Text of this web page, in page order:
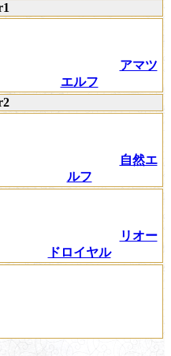
アマツ
エルフ
自然エ
ルフ
リオー
ドロイヤル